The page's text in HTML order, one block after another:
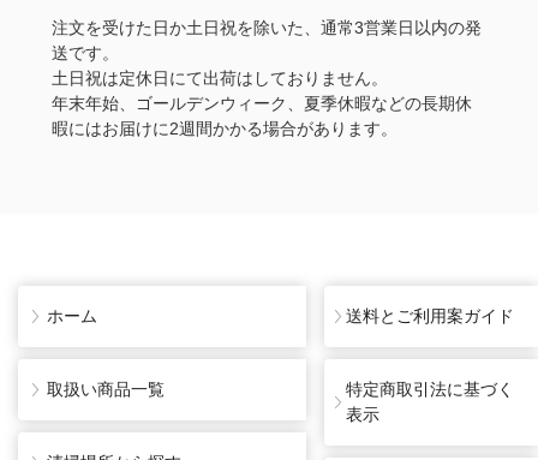
注文を受けた日か土日祝を除いた、通常3営業日以内の発
送です。
土日祝は定休日にて出荷はしておりません。
年末年始、ゴールデンウィーク、夏季休暇などの長期休
暇にはお届けに2週間かかる場合があります。
ホーム
取扱い商品一覧
送料とご利用案ガイド
特定商取引法に基づく
表示